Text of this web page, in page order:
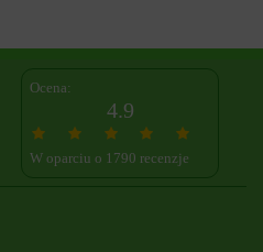
Ocena:
4.9
W oparciu o 1790 recenzje